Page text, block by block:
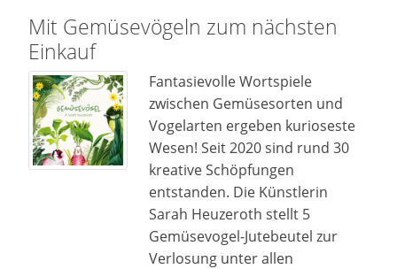
Mit Gemüsevögeln zum nächsten
Einkauf
Fantasievolle Wortspiele
zwischen Gemüsesorten und
Vogelarten ergeben kurioseste
Wesen! Seit 2020 sind rund 30
kreative Schöpfungen
entstanden. Die Künstlerin
Sarah Heuzeroth stellt 5
Gemüsevogel-Jutebeutel zur
Verlosung unter allen